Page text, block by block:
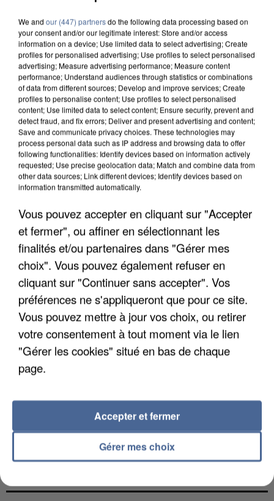
APRÈS TOUTES CES CANICULES, LES REFUGES
DE FAUNE SAUVAGE SONT...
L’UN DES FONDATEURS SUPPOSÉS DE LA DZ
MAFIA INTERPELLÉ EN ALGÉRIE
We and our (447) partnersdo the following data processing based on
your consent and/or our legitimate interest: Store and/or access
information on a device; Use limited data to select advertising; Create
profiles for personalised advertising; Use profiles to select personalised
advertising; Measure advertising performance; Measure content
performance; Understand audiences through statistics or combinations
of data from different sources; Develop and improve services; Create
profiles to personalise content; Use profiles to select personalised
content; Use limited data to select content; Ensure security, prevent and
detect fraud, and fix errors; Deliver and present advertising and content;
Save and communicate privacy choices. These technologies may
process personal data such as IP address and browsing data to offer
following functionalities: Identify devices based on information actively
requested; Use precise geolocation data; Match and combine data from
other data sources; Link different devices; Identify devices based on
information transmitted automatically.
Vous pouvez accepter en cliquant sur "Accepter
et fermer", ou affiner en sélectionnant les
finalités et/ou partenaires dans "Gérer mes
choix". Vous pouvez également refuser en
cliquant sur "Continuer sans accepter". Vos
préférences ne s'appliqueront que pour ce site.
Vous pouvez mettre à jour vos choix, ou retirer
votre consentement à tout moment via le lien
"Gérer les cookies" situé en bas de chaque
page.
Gérer mes choix
Accepter et fermer